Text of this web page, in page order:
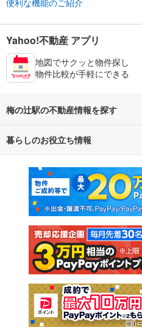
便利な機能のご紹介
Yahoo!不動産 アプリ
地図でサクッと物件探し
物件比較が手軽にできる
梅の辻駅の不動産情報を探す
不動産・住宅
新築マンション
新築一戸建て
注文住宅
売却査定
暮らしのお役立ち情報
マンションカタログ